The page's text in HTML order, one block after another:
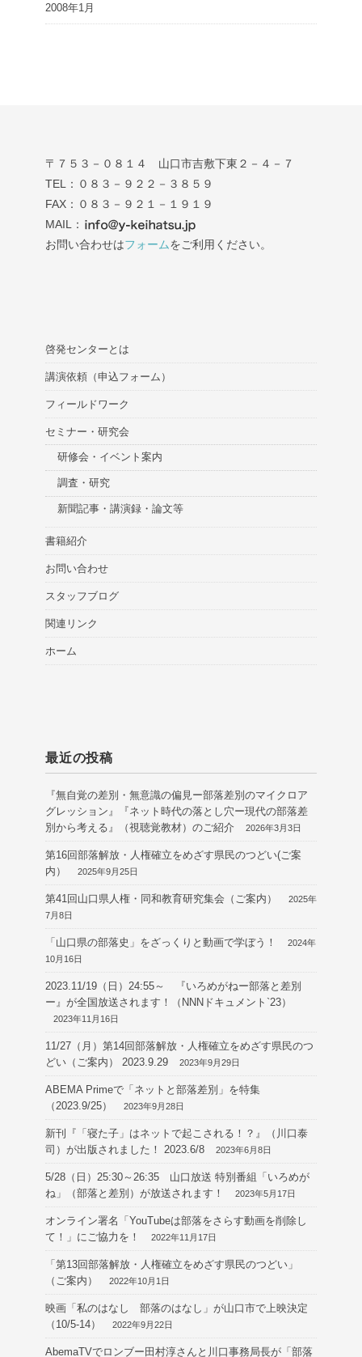
2008年1月
〒７５３－０８１４ 山口市吉敷下東２－４－７
TEL：０８３－９２２－３８５９
FAX：０８３－９２１－１９１９
MAIL：
お問い合わせはフォームをご利用ください。
啓発センターとは
講演依頼（申込フォーム）
フィールドワーク
セミナー・研究会
研修会・イベント案内
調査・研究
新聞記事・講演録・論文等
書籍紹介
お問い合わせ
スタッフブログ
関連リンク
ホーム
最近の投稿
『無自覚の差別・無意識の偏見ー部落差別のマイクロア
グレッション』『ネット時代の落とし穴ー現代の部落差
別から考える』（視聴覚教材）のご紹介
2026年3月3日
第16回部落解放・人権確立をめざす県民のつどい(ご案
内）
2025年9月25日
第41回山口県人権・同和教育研究集会（ご案内）
2025年
7月8日
「山口県の部落史」をざっくりと動画で学ぼう！
2024年
10月16日
2023.11/19（日）24:55～ 『いろめがねー部落と差別
ー』が全国放送されます！（NNNドキュメント`23）
2023年11月16日
11/27（月）第14回部落解放・人権確立をめざす県民のつ
どい（ご案内） 2023.9.29
2023年9月29日
ABEMA Primeで「ネットと部落差別」を特集
（2023.9/25）
2023年9月28日
新刊『「寝た子」はネットで起こされる！？』（川口泰
司）が出版されました！ 2023.6/8
2023年6月8日
5/28（日）25:30～26:35 山口放送 特別番組「いろめが
ね」（部落と差別）が放送されます！
2023年5月17日
オンライン署名「YouTubeは部落をさらす動画を削除し
て！」にご協力を！
2022年11月17日
「第13回部落解放・人権確立をめざす県民のつどい」
（ご案内）
2022年10月1日
映画「私のはなし 部落のはなし」が山口市で上映決定
（10/5-14）
2022年9月22日
AbemaTVでロンブー田村淳さんと川口事務局長が「部落